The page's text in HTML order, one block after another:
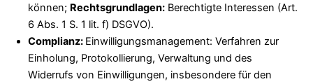
können; Rechtsgrundlagen: Berechtigte Interessen (Art.
6 Abs. 1 S. 1 lit. f) DSGVO).
Complianz: Einwilligungsmanagement: Verfahren zur
Einholung, Protokollierung, Verwaltung und des
Widerrufs von Einwilligungen, insbesondere für den